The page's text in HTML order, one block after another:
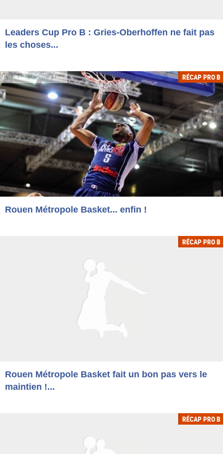
Leaders Cup Pro B : Gries-Oberhoffen ne fait pas
les choses...
RÉCAP PRO B
Rouen Métropole Basket... enfin !
RÉCAP PRO B
Rouen Métropole Basket fait un bon pas vers le
maintien !...
RÉCAP PRO B